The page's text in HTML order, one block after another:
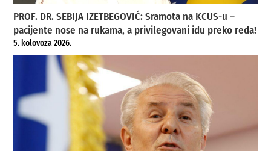
PROF. DR. SEBIJA IZETBEGOVIĆ: Sramota na KCUS-u –
pacijente nose na rukama, a privilegovani idu preko reda!
5. kolovoza 2026.